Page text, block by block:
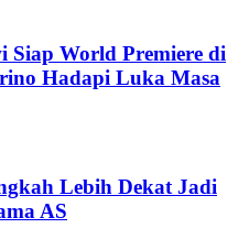
Siap World Premiere di
Hadapi Luka Masa
Lebih Dekat Jadi
AS